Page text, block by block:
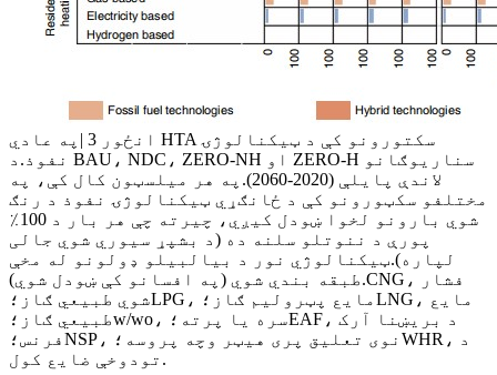
انځور 3 |په عادي HTA سکتورونو کې د ټیکنالوژۍ
نفوذ.د BAU، NDC، ZERO-NH او ZERO-H سناریوګانو
لاندې پایلې (2020-2060).په هر میلسټون کال کې، په
مختلفو سکټورونو کې د ځانګړي ټیکنالوژۍ نفوذ د رنګ
شوي بارونو لخوا ښودل کیږي، چیرته چې هر بار د 100٪
پورې د ننوتلو سلنه ده (د بشپړ سیوري شوي جالی
لپاره).ټیکنالوژي نور د بیالبیلو ډولونو له مخې
طبقه بندي شوي (په افسانو کې ښودل شوي).CNG، فشار
شوي طبیعي ګاز؛LPG، مایع پټرولیم ګاز؛LNG، مایع
طبیعي ګاز؛w/wo، سره یا پرته؛EAF، د بریښنا آرک
فرنس؛NSP، نوی تعلیق پری هیټر وچه پروسه؛WHR، د
تودوخې ضایع کول.